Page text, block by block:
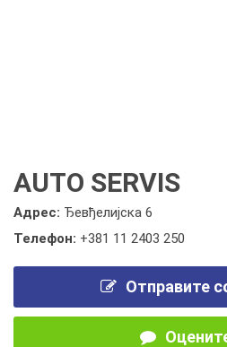
AUTO SERVIS
Адрес: Ђевђелијска 6
Телефон: +381 11 2403 250
Отправите